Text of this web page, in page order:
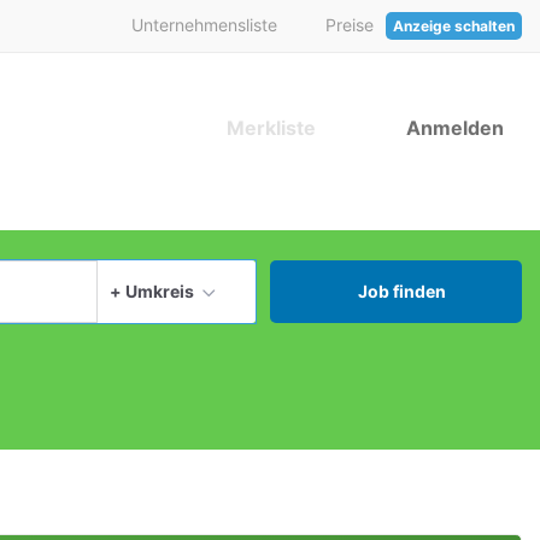
Anzeige schalten
Unternehmensliste Preise
Anmelden
Merkliste
+ Umkreis
aktuellen Ort verwenden
Job finden